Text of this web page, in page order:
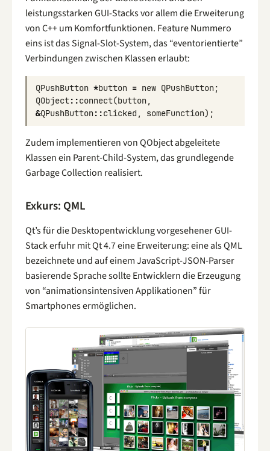
leistungsstarken GUI-Stacks vor allem die Erweiterung
von C++ um Komfortfunktionen. Feature Nummero
eins ist das Signal-Slot-System, das “eventorientierte”
Verbindungen zwischen Klassen erlaubt:
QPushButton *button = new QPushButton;
QObject::connect(button,
&QPushButton::clicked, someFunction);
Zudem implementieren von QObject abgeleitete
Klassen ein Parent-Child-System, das grundlegende
Garbage Collection realisiert.
Exkurs: QML
Qt’s für die Desktopentwicklung vorgesehener GUI-
Stack erfuhr mit Qt 4.7 eine Erweiterung: eine als QML
bezeichnete und auf einem JavaScript-JSON-Parser
basierende Sprache sollte Entwicklern die Erzeugung
von “animationsintensiven Applikationen” für
Smartphones ermöglichen.